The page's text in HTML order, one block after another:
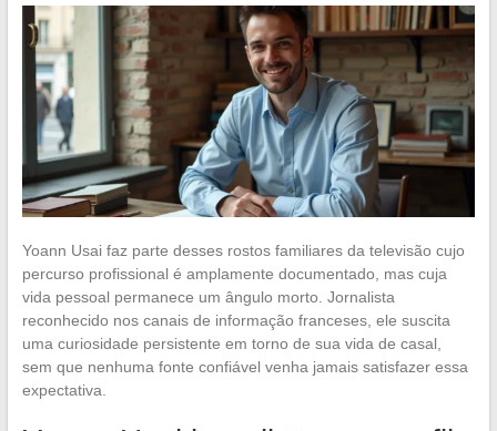
Yoann Usai faz parte desses rostos familiares da televisão cujo
percurso profissional é amplamente documentado, mas cuja
vida pessoal permanece um ângulo morto. Jornalista
reconhecido nos canais de informação franceses, ele suscita
uma curiosidade persistente em torno de sua vida de casal,
sem que nenhuma fonte confiável venha jamais satisfazer essa
expectativa.